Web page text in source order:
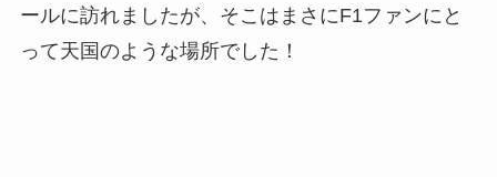
ールに訪れましたが、そこはまさにF1ファンにと
って天国のような場所でした！